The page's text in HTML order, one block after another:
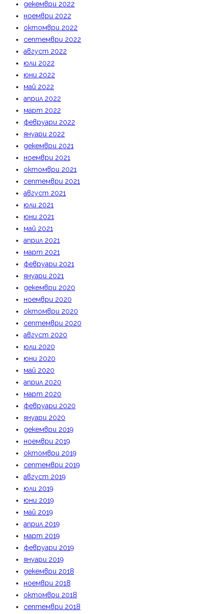
декември 2022
ноември 2022
октомври 2022
септември 2022
август 2022
юли 2022
юни 2022
май 2022
април 2022
март 2022
февруари 2022
януари 2022
декември 2021
ноември 2021
октомври 2021
септември 2021
август 2021
юли 2021
юни 2021
май 2021
април 2021
март 2021
февруари 2021
януари 2021
декември 2020
ноември 2020
октомври 2020
септември 2020
август 2020
юли 2020
юни 2020
май 2020
април 2020
март 2020
февруари 2020
януари 2020
декември 2019
ноември 2019
октомври 2019
септември 2019
август 2019
юли 2019
юни 2019
май 2019
април 2019
март 2019
февруари 2019
януари 2019
декември 2018
ноември 2018
октомври 2018
септември 2018